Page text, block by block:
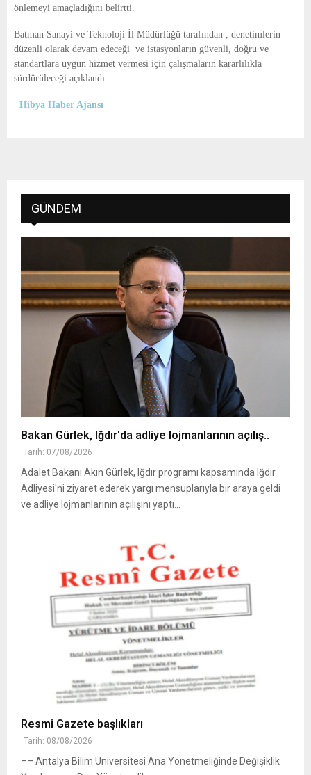
önlemeyi amaçladığını belirtti.
Batman Sanayi ve Teknoloji İl Müdürlüğü tarafından , denetimlerin
düzenli olarak devam edeceği ve istasyonların güvenli, doğru ve
standartlara uygun hizmet vermesi için çalışmaların kararlılıkla
sürdürüleceği açıklandı.
Hibya Haber Ajansı
GÜNDEM
Bakan Gürlek, Iğdır'da adliye lojmanlarının açılış..
Tarih: 07/08/2026
Adalet Bakanı Akın Gürlek, Iğdır programı kapsamında Iğdır
Adliyesi'ni ziyaret ederek yargı mensuplarıyla bir araya geldi
ve adliye lojmanlarının açılışını yaptı...
Resmi Gazete başlıkları
Tarih: 08/08/2026
–– Antalya Bilim Üniversitesi Ana Yönetmeliğinde Değişiklik